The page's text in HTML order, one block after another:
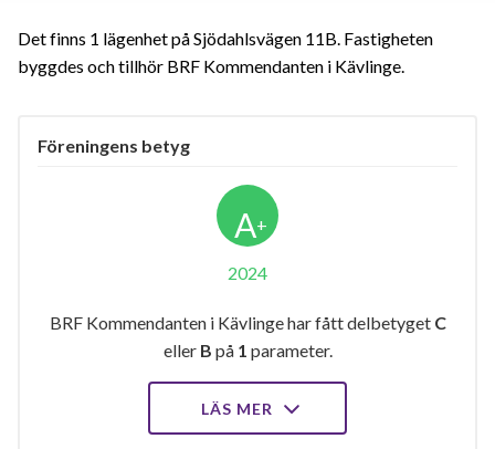
Det finns 1 lägenhet på Sjödahlsvägen 11B. Fastigheten
byggdes och tillhör BRF Kommendanten i Kävlinge.
Föreningens betyg
A+
2024
BRF Kommendanten i Kävlinge har fått delbetyget C
eller B på 1 parameter.
LÄS MER